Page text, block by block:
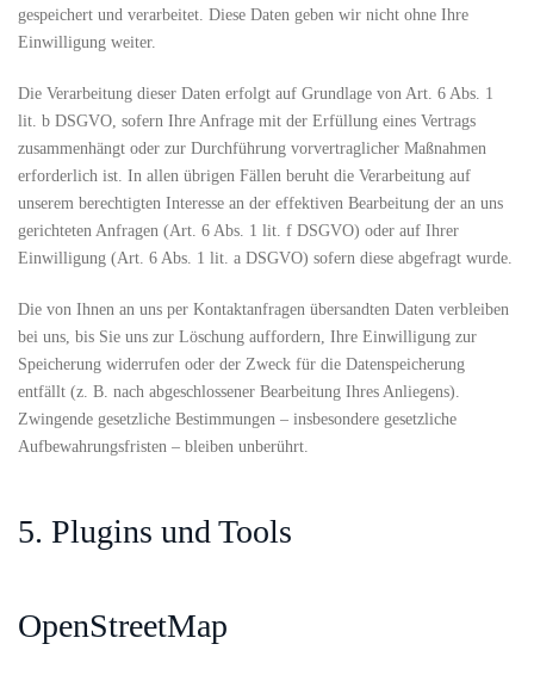
gespeichert und verarbeitet. Diese Daten geben wir nicht ohne Ihre
Einwilligung weiter.
Die Verarbeitung dieser Daten erfolgt auf Grundlage von Art. 6 Abs. 1
lit. b DSGVO, sofern Ihre Anfrage mit der Erfüllung eines Vertrags
zusammenhängt oder zur Durchführung vorvertraglicher Maßnahmen
erforderlich ist. In allen übrigen Fällen beruht die Verarbeitung auf
unserem berechtigten Interesse an der effektiven Bearbeitung der an uns
gerichteten Anfragen (Art. 6 Abs. 1 lit. f DSGVO) oder auf Ihrer
Einwilligung (Art. 6 Abs. 1 lit. a DSGVO) sofern diese abgefragt wurde.
Die von Ihnen an uns per Kontaktanfragen übersandten Daten verbleiben
bei uns, bis Sie uns zur Löschung auffordern, Ihre Einwilligung zur
Speicherung widerrufen oder der Zweck für die Datenspeicherung
entfällt (z. B. nach abgeschlossener Bearbeitung Ihres Anliegens).
Zwingende gesetzliche Bestimmungen – insbesondere gesetzliche
Aufbewahrungsfristen – bleiben unberührt.
5. Plugins und Tools
OpenStreetMap